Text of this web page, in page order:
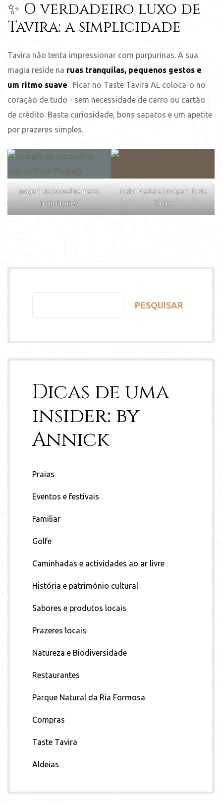
✨ O verdadeiro luxo de
Tavira: a simplicidade
Tavira não tenta impressionar com purpurinas. A sua
magia reside na ruas tranquilas, pequenos gestos e
um ritmo suave . Ficar no Taste Tavira AL coloca-o no
coração de tudo - sem necessidade de carro ou cartão
de crédito. Basta curiosidade, bons sapatos e um apetite
por prazeres simples.
Imagem de jacqueline macou
from Pixabay
Taska Madeira | Imagem Taste
Tavira
PESQUISAR
Dicas de uma
insider: by
Annick
Praias
Eventos e festivais
Familiar
Golfe
Caminhadas e actividades ao ar livre
História e património cultural
Sabores e produtos locais
Prazeres locais
Natureza e Biodiversidade
Restaurantes
Parque Natural da Ria Formosa
Compras
Taste Tavira
Aldeias